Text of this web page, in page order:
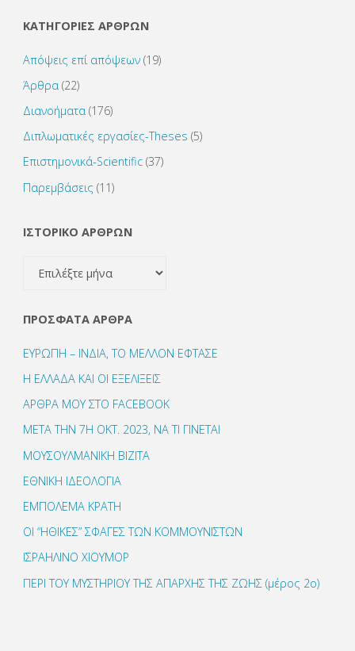
ΚΑΤΗΓΟΡΙΕΣ ΑΡΘΡΩΝ
Απόψεις επί απόψεων(19)
Άρθρα (22)
Διανοήματα(176)
Διπλωματικές εργασίες-Theses (5)
Επιστημονικά-Scientific(37)
Παρεμβάσεις (11)
ΙΣΤΟΡΙΚΟ ΑΡΘΡΩΝ
ΙΣΤΟΡΙΚΟ
ΠΡΌΣΦΑΤΑ ΆΡΘΡΑ
ΕΥΡΩΠΗ – ΙΝΔΙΑ, ΤΟ ΜΕΛΛΟΝ ΕΦΤΑΣΕ
Η ΕΛΛΑΔΑ ΚΑΙ ΟΙ ΕΞΕΛΙΞΕΙΣ
ΑΡΘΡΑ ΜΟΥ ΣΤΟ FACEBOOK
ΜΕΤΑ ΤΗΝ 7Η ΟΚΤ. 2023, ΝΑ ΤΙ ΓΙΝΕΤΑΙ
ΜΟΥΣΟΥΛΜΑΝΙΚΗ ΒΙΖΙΤΑ
ΕΘΝΙΚΗ ΙΔΕΟΛΟΓΙΑ
ΕΜΠΟΛΕΜΑ ΚΡΑΤΗ
ΟΙ “ΗΘΙΚΕΣ” ΣΦΑΓΕΣ ΤΩΝ ΚΟΜΜΟΥΝΙΣΤΩΝ
ΙΣΡΑΗΛΙΝΟ ΧΙΟΥΜΟΡ
ΠΕΡΙ ΤΟΥ ΜΥΣΤΗΡΙΟΥ ΤΗΣ ΑΠΑΡΧΗΣ ΤΗΣ ΖΩΗΣ (μέρος 2ο)